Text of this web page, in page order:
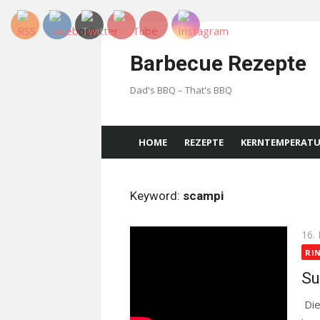
Skip
Barbecue Rezepte
Dad's BBQ – That's BBQ
HOME REZEPTE
Keyword: scampi
on
16.